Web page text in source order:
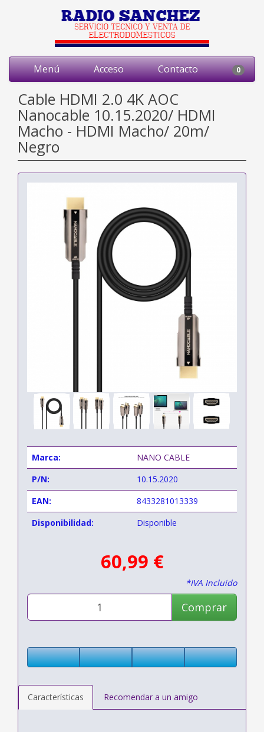
Menú Acceso Contacto 0
Cable HDMI 2.0 4K AOC
Nanocable 10.15.2020/ HDMI
Macho - HDMI Macho/ 20m/
Negro
Marca:
NANO CABLE
P/N:
10.15.2020
EAN:
8433281013339
Disponibilidad:
Disponible
60,99 €
*IVA Incluido
Comprar
Características Recomendar a un amigo